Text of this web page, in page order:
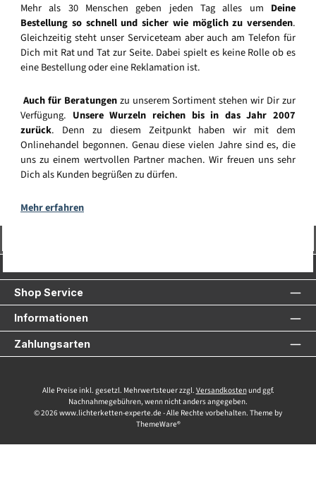
Mehr als 30 Menschen geben jeden Tag alles um Deine
Bestellung so schnell und sicher wie möglich zu versenden.
Gleichzeitig steht unser Serviceteam aber auch am Telefon für
Dich mit Rat und Tat zur Seite. Dabei spielt es keine Rolle ob es
eine Bestellung oder eine Reklamation ist.
Auch für Beratungenzu unserem Sortiment stehen wir Dir zur
Verfügung. Unsere Wurzeln reichen bis in das Jahr 2007
zurück. Denn zu diesem Zeitpunkt haben wir mit dem
Onlinehandel begonnen. Genau diese vielen Jahre sind es, die
uns zu einem wertvollen Partner machen. Wir freuen uns sehr
Dich als Kunden begrüßen zu dürfen.
Mehr erfahren
Shop Service
Informationen
Zahlungsarten
Alle Preise inkl. gesetzl. Mehrwertsteuer zzgl. Versandkostenund ggf.
Nachnahmegebühren, wenn nicht anders angegeben.
© 2026 www.lichterketten-experte.de - Alle Rechte vorbehalten. Theme by
ThemeWare®